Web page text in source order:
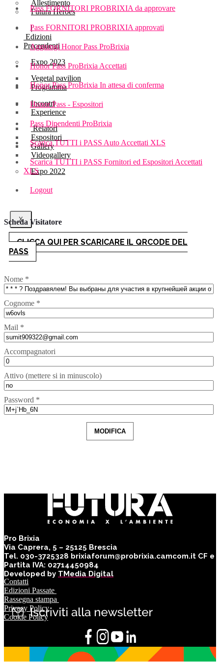
Allestimento
Futura Heroes
|
Edizioni
Precendenti
Expo 2023
Vegetal pavilion
Programma
Incontri
Experience
Relatori
Espositori
Gallery
Videogallery
Expo 2022
X
Pass FORNITORI PROBRIXIA da approvare
Pass FORNITORI PROBRIXIA approvati
Aggiungi Honor Pass ProBrixia
Honor Pass ProBrixia Accettati
Honor Pass ProBrixia In attesa di conferma
Honor Pass - Espositori
Pass Dipendenti ProBrixia
Scarica TUTTI i PASS Auto Accettati XLS
Scarica TUTTI i PASS Fornitori ed Espositori Accettati
XLS
Logout
Scheda Visitatore
CLICCA QUI PER SCARICARE IL QRCODE DEL
PASS
Nome *
Cognome *
Mail *
Accompagnatori
Attivo (mettere si in minuscolo)
Password *
MODIFICA
Pro Brixia
Via Caprera, 5 – 25125 Brescia
Tel. 030-3725328 brixiaforum@probrixia.camcom.it CF e
Partita IVA: 02714450984
Developed by TMedia Digital
Contatti
Edizioni Passate
Rassegna stampa
Privacy Policy
Cookie Policy